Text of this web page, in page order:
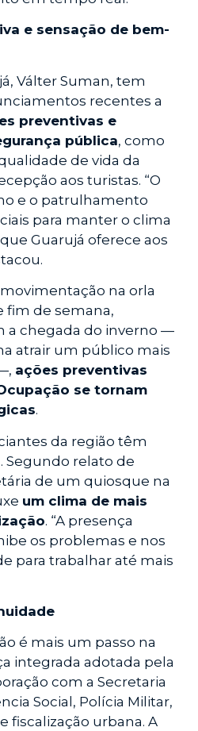
e sensação de bem-
Válter Suman, tem
recentes a
preventivas e
pública, como
de vida da
aos turistas. “O
e o patrulhamento
para manter o clima
Guarujá oferece aos
na orla
fim de semana,
a chegada do inverno —
atrair um público mais
ações preventivas
se tornam
.
da região têm
Segundo relato de
de um quiosque na
um clima de mais
. “A presença
os problemas e nos
para trabalhar até mais
é mais um passo na
integrada adotada pela
com a Secretaria
Social, Polícia Militar,
fiscalização urbana. A